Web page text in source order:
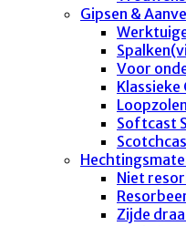
Gipsen &
Voor
Klassieke
Loopzolen
Softcast
Niet
Zijde